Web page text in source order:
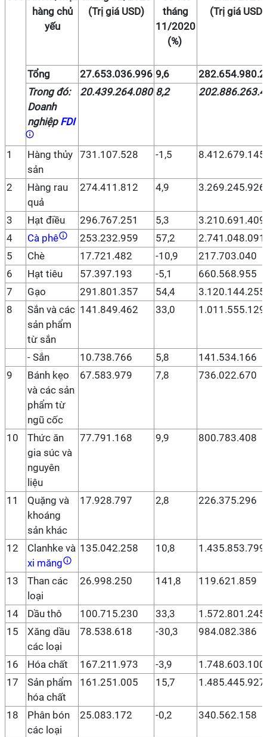
hàng chủ
yếu
(Trị giá USD)
tháng
11/2020
(%)
(Trị giá USD)
Tổng 27.653.036.996 9,6
Trong đó:
Doanh
nghiệpFDI
20.439.264.080 8,2
1
Hàng thủy
sản
731.107.528 -1,5 8.412.679.145
2
Hàng rau
quả
274.411.812 4,9 3.269.245.926
3 Hạt điều 296.767.251 5,3
3.210.691.409
4
Cà phê 253.232.959 57,2
2.741.048.091
5
Chè 17.721.482 -10,9
217.703.040
6
Hạt tiêu 57.397.193 -5,1
660.568.955
7
Gạo 291.801.357 54,4
3.120.144.255
8
Sắn và các
sản phẩm
từ sắn
141.849.462 33,0 1.011.555.129
- Sắn 10.738.766 5,8
141.534.166
9
Bánh kẹo
và các sản
phẩm từ
ngũ cốc
67.583.979 7,8 736.022.670
10
Thức ăn
gia súc và
nguyên
liệu
77.791.168 9,9 800.783.408
11
Quặng và
khoáng
sản khác
17.928.797 2,8 226.375.296
12
Clanhke và
xi măng
135.042.258 10,8 1.435.853.799
13
Than các
loại
26.998.250 141,8 119.621.859
14 Dầu thô 100.715.230 33,3
1.572.801.245
15
Xăng dầu
các loại
78.538.618 -30,3 984.082.386
16 Hóa chất 167.211.973 -3,9
1.748.603.100
17
Sản phẩm
hóa chất
161.251.005 15,7 1.485.445.927
18
Phân bón
các loại
25.083.172 -0,2 340.562.158